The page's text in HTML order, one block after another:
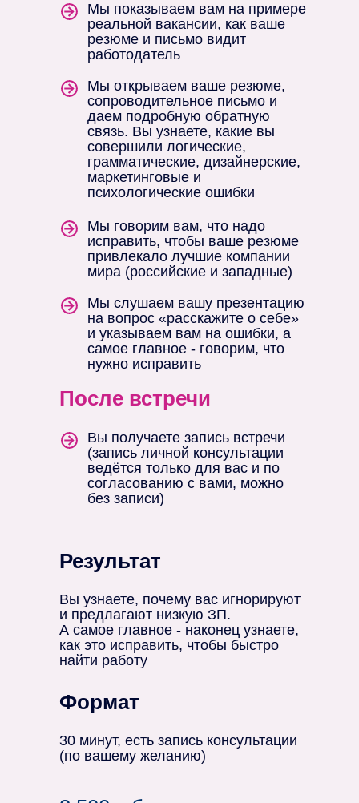
Вы узнаете, почему вас игнорируют
и предлагают низкую ЗП.
А самое главное - наконец узнаете,
как это исправить, чтобы быстро
найти работу
Результат
30 минут, есть запись консультации
(по вашему желанию)
Формат
Мы показываем вам на примере
реальной вакансии, как ваше
резюме и письмо видит
работодатель
Мы открываем ваше резюме,
сопроводительное письмо и
даем подробную обратную
связь. Вы узнаете, какие вы
совершили логические,
грамматические, дизайнерские,
маркетинговые и
психологические ошибки
Мы говорим вам, что надо
исправить, чтобы ваше резюме
привлекало лучшие компании
мира (российские и западные)
Мы слушаем вашу презентацию
на вопрос «расскажите о себе»
и указываем вам на ошибки, а
самое главное - говорим, что
нужно исправить
После встречи
Вы получаете запись встречи
(запись личной консультации
ведётся только для вас и по
согласованию с вами, можно
без записи)